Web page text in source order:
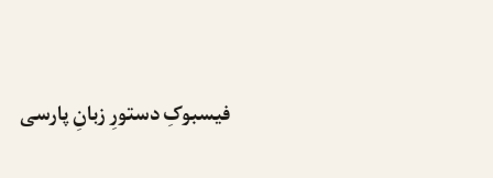
فیسبوکِ دستورِ زبانِ پارسی